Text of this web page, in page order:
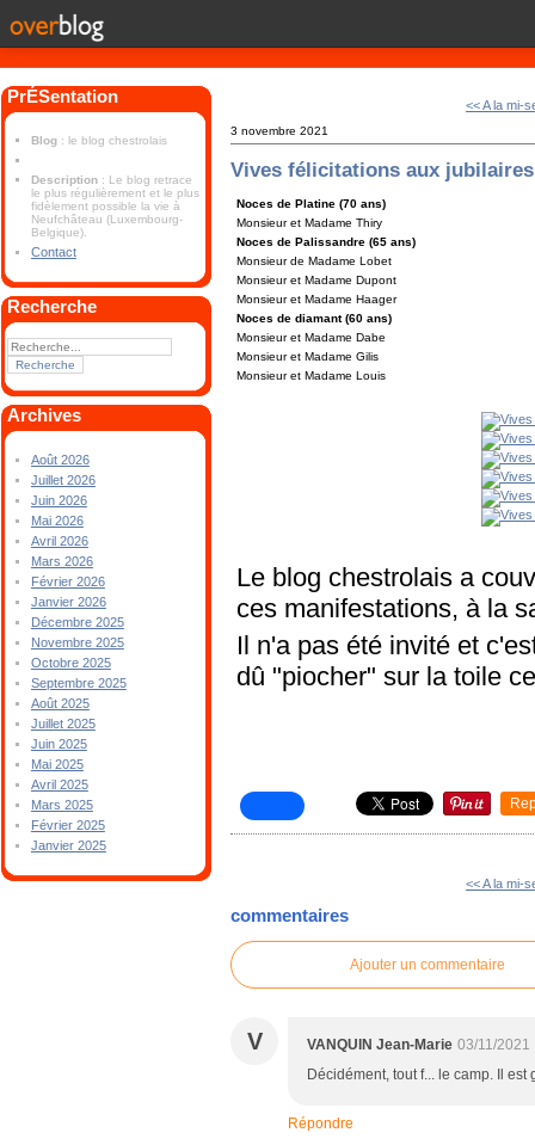
PrÉSentation
Blog : le blog chestrolais
Description : Le blog retrace
le plus régulièrement et le plus
fidèlement possible la vie à
Neufchâteau (Luxembourg-
Belgique).
Contact
Recherche
Archives
Août 2026
Juillet 2026
Juin 2026
Mai 2026
Avril 2026
Mars 2026
Février 2026
Janvier 2026
Décembre 2025
Novembre 2025
Octobre 2025
Septembre 2025
Août 2025
Juillet 2025
Juin 2025
Mai 2025
Avril 2025
Mars 2025
Février 2025
Janvier 2025
<< A la mi-
3 novembre 2021
Vives félicitations aux jubilaires
Noces de Platine (70 ans)
Monsieur et Madame Thiry
Noces de Palissandre (65 ans)
Monsieur de Madame Lobet
Monsieur et Madame Dupont
Monsieur et Madame Haager
Noces de diamant (60 ans)
Monsieur et Madame Dabe
Monsieur et Madame Gilis
Monsieur et Madame Louis
Le blog chestrolais a
ces manifestations, à la
Il n'a pas été invité et
dû "piocher" sur la toile
<< A la mi-
commentaires
Ajouter un commentaire
V VANQUIN Jean-Marie 03/11/2021
Décidément, tout f... le camp. Il
Répondre